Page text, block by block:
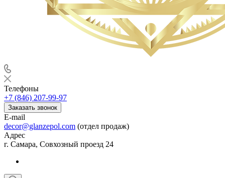
Телефоны
+7 (846) 207-99-97
Заказать звонок
E-mail
decor@glanzepol.com (отдел продаж)
Адрес
г. Самара, Совхозный проезд 24